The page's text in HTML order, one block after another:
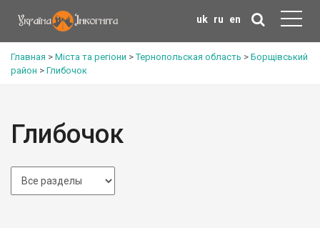
uk ru en
Главная > Міста та регіони >Тернопольская область > Борщівський
район > Глибочок
Глибочок